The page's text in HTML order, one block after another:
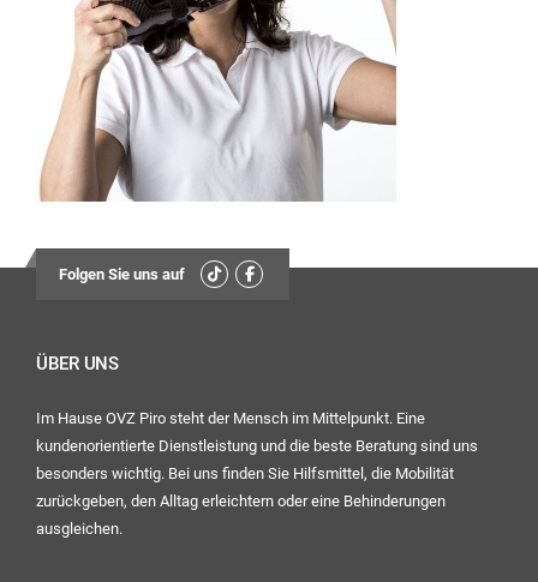
Folgen Sie uns auf
ÜBER UNS
Im Hause OVZ Piro steht der Mensch im Mittelpunkt. Eine
kundenorientierte Dienstleistung und die beste Beratung sind uns
besonders wichtig. Bei uns finden Sie Hilfsmittel, die Mobilität
zurückgeben, den Alltag erleichtern oder eine Behinderungen
ausgleichen.
13:30
Uhr – 17:00 Uhr
Mittwoch:
geschlossen
Freitag:
Uhr – 12:30 Uhr
13:30
Uhr – 16:00 Uhr